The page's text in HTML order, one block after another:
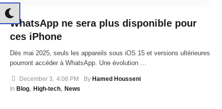
WhatsApp ne sera plus disponible pour
ces iPhone
Dès mai 2025, seuls les appareils sous iOS 15 et versions ultérieures
pourront accéder à WhatsApp. Une évolution …
December 3 4:08 PM By Hamed Housseni
In Blog, High-tech, News